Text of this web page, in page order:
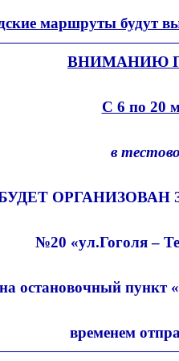
маршруты будут
ВНИМАНИЮ
С 6 по 20
в
ОРГАНИЗОВАН
№20 «ул.Гоголя –
остановочный пункт
временем